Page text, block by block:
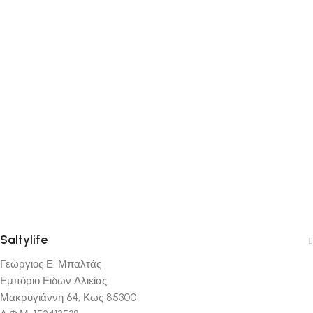
Saltylife
Γεώργιος Ε. Μπαλτάς
Εμπόριο Ειδών Αλιείας
Μακρυγιάννη 64, Κως 85300